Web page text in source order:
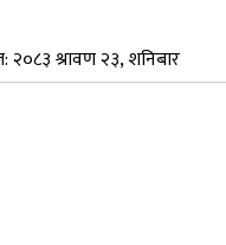
श्रावण २३, शनिबार